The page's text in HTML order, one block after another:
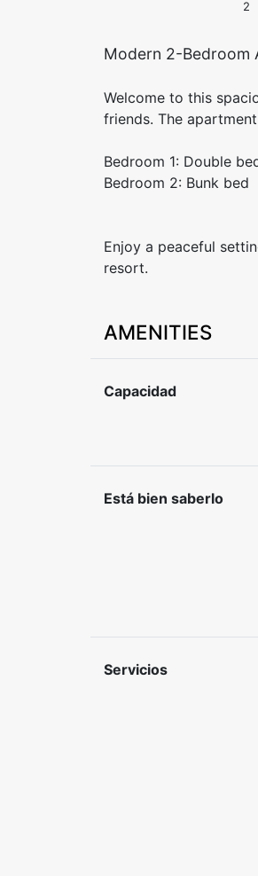
2
Modern 2-Bedroom
Welcome to this
friends. The
Bedroom 1: Double
Bedroom 2: Bunk bed
Enjoy a peaceful
resort.
AMENITIES
Capacidad
Está bien saberlo
Servicios